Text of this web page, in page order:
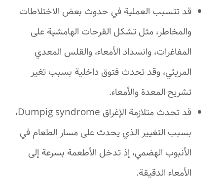
قد تتسبب العملية في حدوث بعض الاختلاطات
والمخاطر، مثل تشكل القرحات الهامشية على
المفاغرات، وانسداد الأمعاء، والقلس المعدي
المريئي، وقد تحدث فتوق داخلية بسبب تغير
تشريح المعدة والأمعاء.
قد تحدث متلازمة الإغراق Dumpig syndrome،
بسبب التغيير الذي يحدث على مسار الطعام في
الأنبوب الهضمي، إذ تدخل الأطعمة بسرعة إلى
الأمعاء الدقيقة.